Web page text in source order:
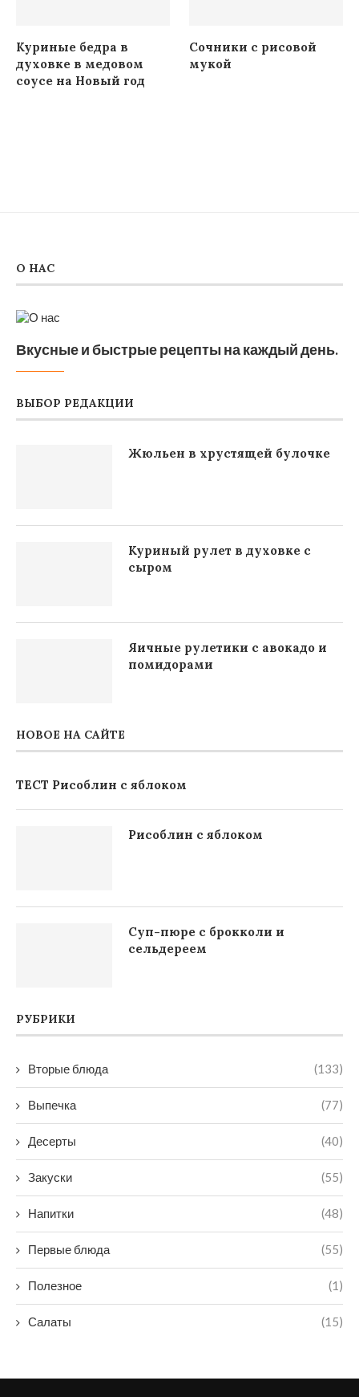
Куриные бедра в
духовке в медовом
соусе на Новый год
Сочники с рисовой
мукой
О НАС
Вкусные и быстрые рецепты на каждый день.
ВЫБОР РЕДАКЦИИ
Жюльен в хрустящей булочке
Куриный рулет в духовке с
сыром
Яичные рулетики с авокадо и
помидорами
НОВОЕ НА САЙТЕ
ТЕСТ Рисоблин с яблоком
Рисоблин с яблоком
Суп-пюре с брокколи и
сельдереем
РУБРИКИ
Вторые блюда (133)
Выпечка (77)
Десерты (40)
Закуски (55)
Напитки (48)
Первые блюда (55)
Полезное (1)
Салаты (15)